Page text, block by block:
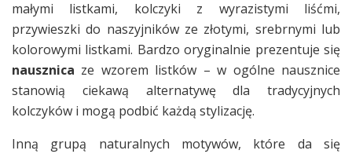
małymi listkami, kolczyki z wyrazistymi liśćmi,
przywieszki do naszyjników ze złotymi, srebrnymi lub
kolorowymi listkami. Bardzo oryginalnie prezentuje się
nausznica ze wzorem listków – w ogólne nausznice
stanowią ciekawą alternatywę dla tradycyjnych
kolczyków i mogą podbić każdą stylizację.
Inną grupą naturalnych motywów, które da się